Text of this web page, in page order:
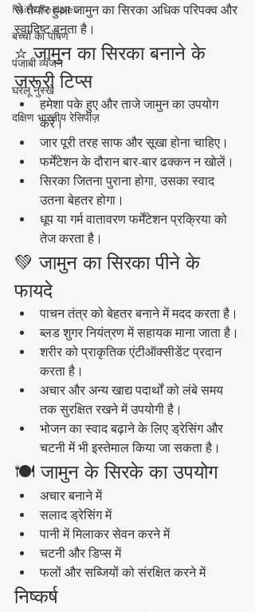
Raita Recipes
बच्चों का पोषण
पंजाबी व्यंजन
घरेलू नुस्खे
दक्षिण भारतीय रेसिपीज़
से तैयार हुआ जामुन का सिरका अधिक परिपक्व और
स्वादिष्ट बनता है।
⭐ जामुन का सिरका बनाने के
जरूरी टिप्स
हमेशा पके हुए और ताजे जामुन का उपयोग
करें।
जार पूरी तरह साफ और सूखा होना चाहिए।
फर्मेंटेशन के दौरान बार-बार ढक्कन न खोलें।
सिरका जितना पुराना होगा, उसका स्वाद
उतना बेहतर होगा।
धूप या गर्म वातावरण फर्मेंटेशन प्रक्रिया को
तेज करता है।
💚 जामुन का सिरका पीने के
फायदे
पाचन तंत्र को बेहतर बनाने में मदद करता है।
ब्लड शुगर नियंत्रण में सहायक माना जाता है।
शरीर को प्राकृतिक एंटीऑक्सीडेंट प्रदान
करता है।
अचार और अन्य खाद्य पदार्थों को लंबे समय
तक सुरक्षित रखने में उपयोगी है।
भोजन का स्वाद बढ़ाने के लिए ड्रेसिंग और
चटनी में भी इस्तेमाल किया जा सकता है।
🍽️ जामुन के सिरके का उपयोग
अचार बनाने में
सलाद ड्रेसिंग में
पानी में मिलाकर सेवन करने में
चटनी और डिप्स में
फलों और सब्जियों को संरक्षित करने में
निष्कर्ष